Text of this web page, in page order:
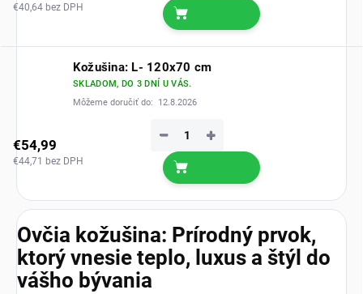
€40,64 bez DPH
Kožušina: L- 120x70 cm
SKLADOM, DO 3 DNÍ U VÁS.
Môžeme doručiť do:
12.8.2026
€54,99
€44,71 bez DPH
+
−
Ovčia kožušina: Prírodný prvok,
ktorý vnesie teplo, luxus a štýl do
vášho bývania